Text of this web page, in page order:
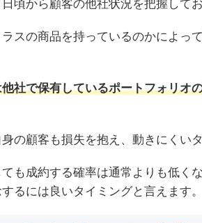
頃から顧客の他社状況を把握してお
スの商品を持っているのかによっ
社で保有しているポートフォリオ
の顧客も損失を抱え、動きにくい
も成約する確率は通常よりも低く
るには良いタイミングと言えます。